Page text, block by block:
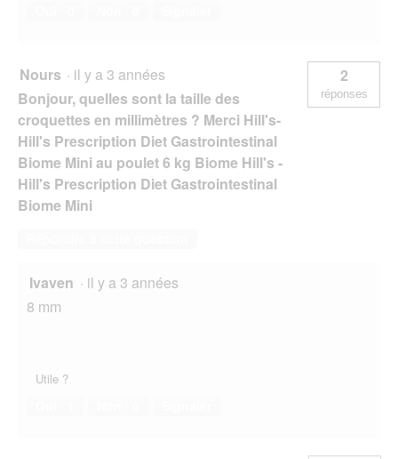
Nours · il y a 3 années
Bonjour, quelles sont la taille des
croquettes en millimètres ? Merci Hill's-
Hill's Prescription Diet Gastrointestinal
Biome Mini au poulet 6 kg Biome Hill's -
Hill's Prescription Diet Gastrointestinal
Biome Mini
2
réponses
Ivaven · il y a 3 années
8 mm
Utile ?